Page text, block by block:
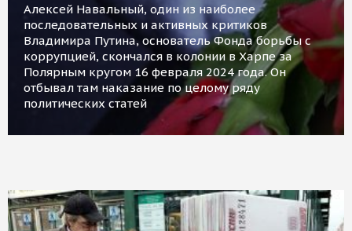
Алексей Навальный, один из наиболее
последовательных и активных критиков
Владимира Путина, основатель Фонда борьбы с
коррупцией, скончался в колонии в Харпе за
Полярным кругом 16 февраля 2024 года. Он
отбывал там наказание по целому ряду
политических статей